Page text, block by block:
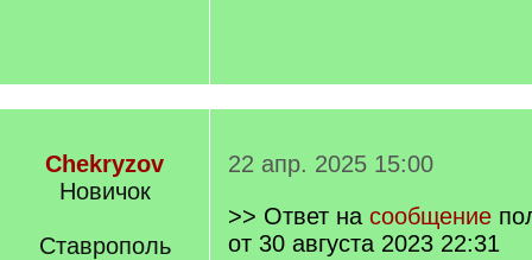
Chekryzov
Новичок
Ставрополь
22 апр. 2025 15:00
>> Ответ на сообщение
от 30 августа 2023 22:31